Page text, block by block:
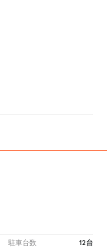
駐車台数 12台